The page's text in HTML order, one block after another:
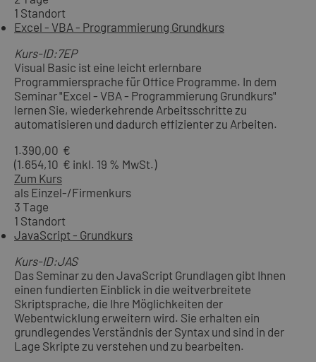
1 Standort
Excel - VBA - Programmierung Grundkurs
Kurs-ID:7EP
Visual Basic ist eine leicht erlernbare
Programmiersprache für Office Programme. In dem
Seminar "Excel - VBA - Programmierung Grundkurs"
lernen Sie, wiederkehrende Arbeitsschritte zu
automatisieren und dadurch effizienter zu Arbeiten.
1.390,00 €
(1.654,10 € inkl. 19 % MwSt.)
Zum Kurs
als Einzel-/Firmenkurs
3 Tage
1 Standort
JavaScript - Grundkurs
Kurs-ID:JAS
Das Seminar zu den JavaScript Grundlagen gibt Ihnen
einen fundierten Einblick in die weitverbreitete
Skriptsprache, die Ihre Möglichkeiten der
Webentwicklung erweitern wird. Sie erhalten ein
grundlegendes Verständnis der Syntax und sind in der
Lage Skripte zu verstehen und zu bearbeiten.